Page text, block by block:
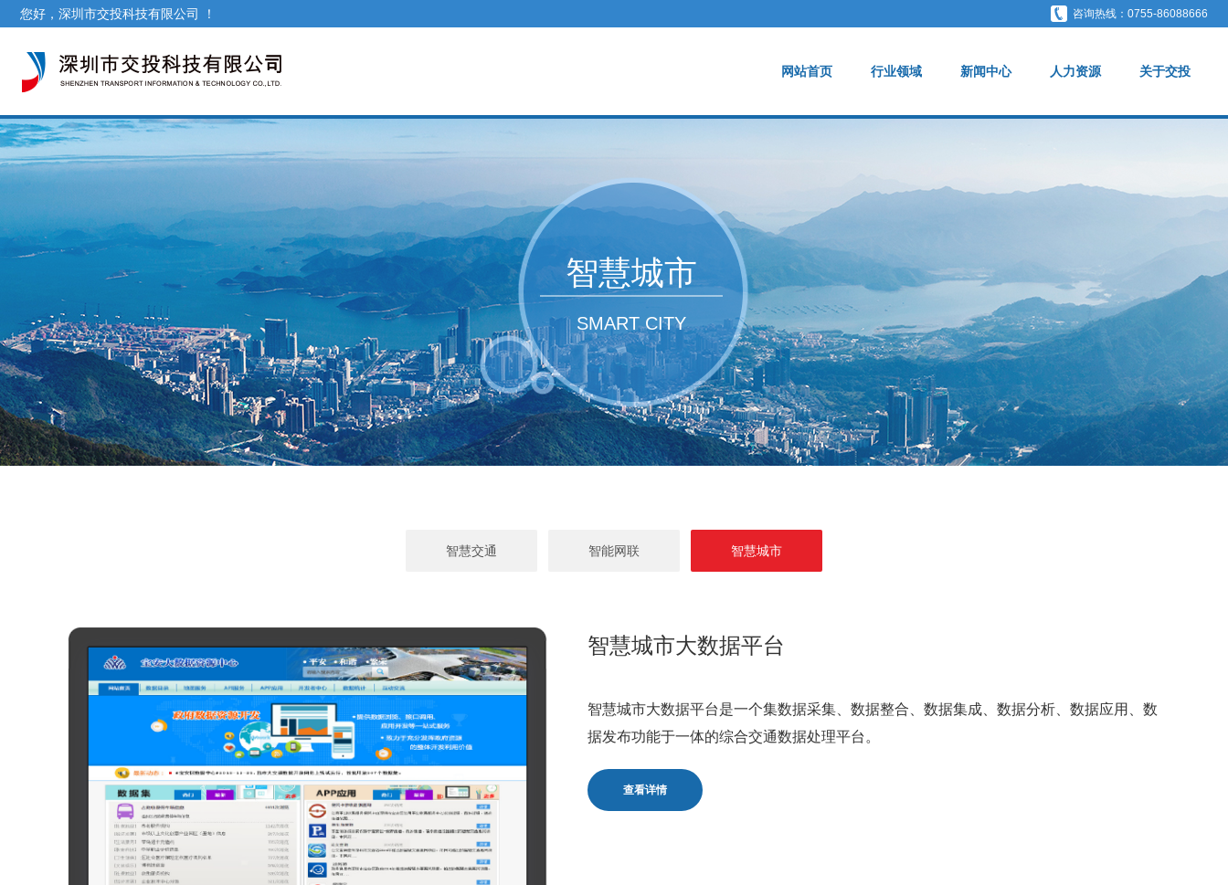
您好，深圳市交投科技有限公司 ！ 咨询热线：0755-86088666
网站首页 行业领域 新闻中心 人力资源 关于交投
智慧城市
SMART CITY
智慧交通 智能网联 智慧城市
智慧城市大数据平台
智慧城市大数据平台是一个集数据采集、数据整合、数据集成、数据分析、数据应用、数
据发布功能于一体的综合交通数据处理平台。
查看详情